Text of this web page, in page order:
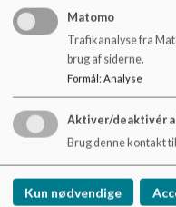
Dokumenter
Matomo
Trafikanalyse fra
brug af siderne.
Formål: Analyse
Aktiver/deaktivér
Brug denne kontakt
Kun nødvendige